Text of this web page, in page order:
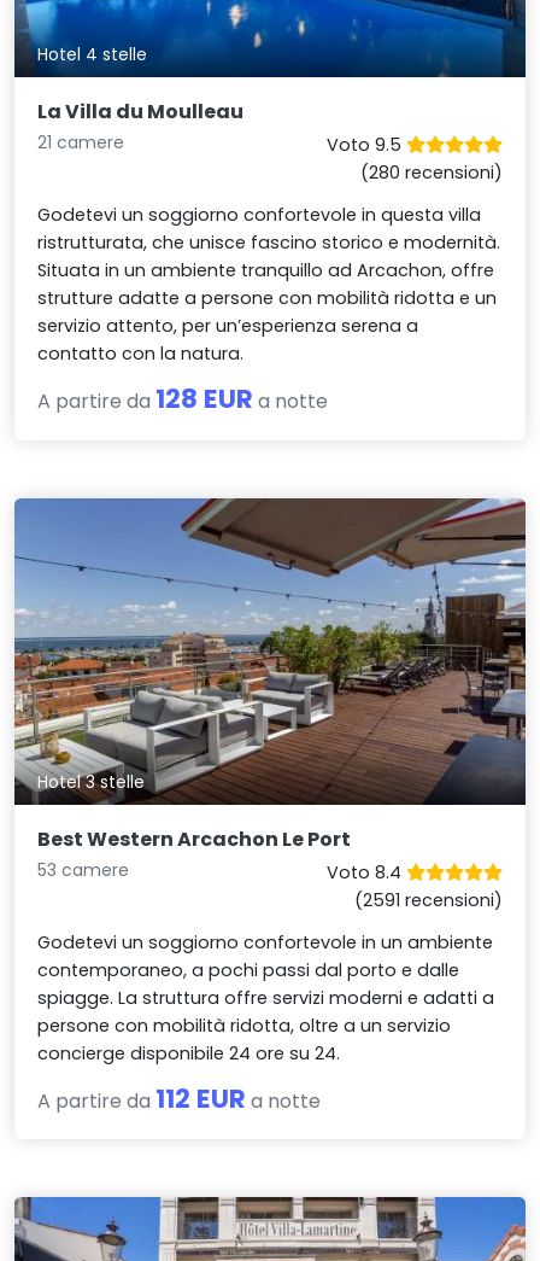
Hotel 4 stelle
La Villa du Moulleau
21 camere
Voto 9.5
(280 recensioni)
Godetevi un soggiorno confortevole in questa villa
ristrutturata, che unisce fascino storico e modernità.
Situata in un ambiente tranquillo ad Arcachon, offre
strutture adatte a persone con mobilità ridotta e un
servizio attento, per un’esperienza serena a
contatto con la natura.
A partire da 128 EUR a notte
Hotel 3 stelle
Best Western Arcachon Le Port
53 camere
Voto 8.4
(2591 recensioni)
Godetevi un soggiorno confortevole in un ambiente
contemporaneo, a pochi passi dal porto e dalle
spiagge. La struttura offre servizi moderni e adatti a
persone con mobilità ridotta, oltre a un servizio
concierge disponibile 24 ore su 24.
A partire da 112 EUR a notte